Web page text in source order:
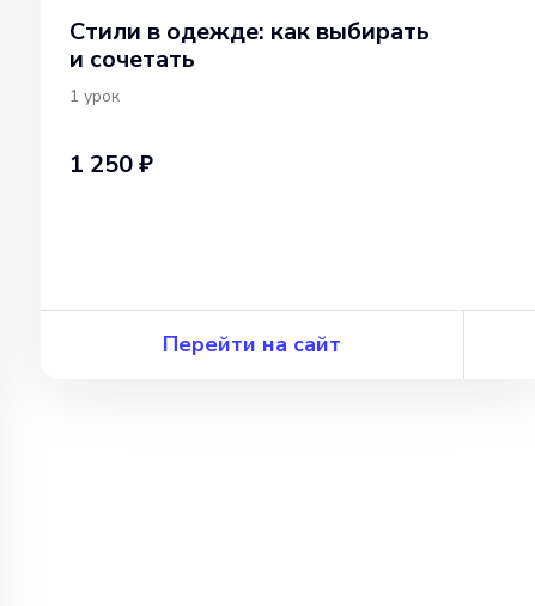
Стили в одежде: как выбирать
и сочетать
1 урок
1 250 ₽
Перейти на сайт